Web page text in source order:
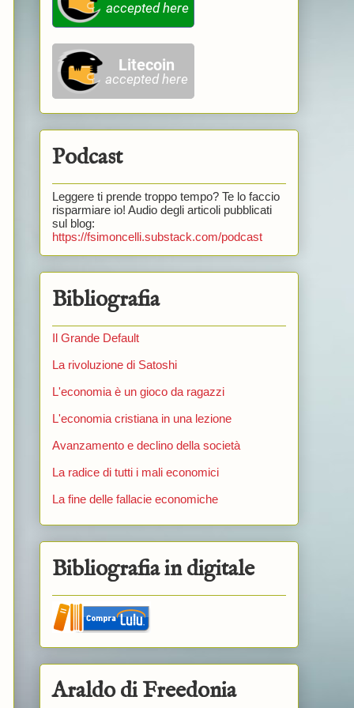
Podcast
Leggere ti prende troppo tempo? Te lo faccio
risparmiare io! Audio degli articoli pubblicati
sul blog:
https://fsimoncelli.substack.com/podcast
Bibliografia
Il Grande Default
La rivoluzione di Satoshi
L'economia è un gioco da ragazzi
L'economia cristiana in una lezione
Avanzamento e declino della società
La radice di tutti i mali economici
La fine delle fallacie economiche
Bibliografia in digitale
Araldo di Freedonia